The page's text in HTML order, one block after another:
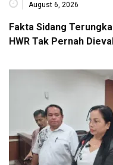
August 6, 2026
Fakta Sidang
HWR Tak Pernah